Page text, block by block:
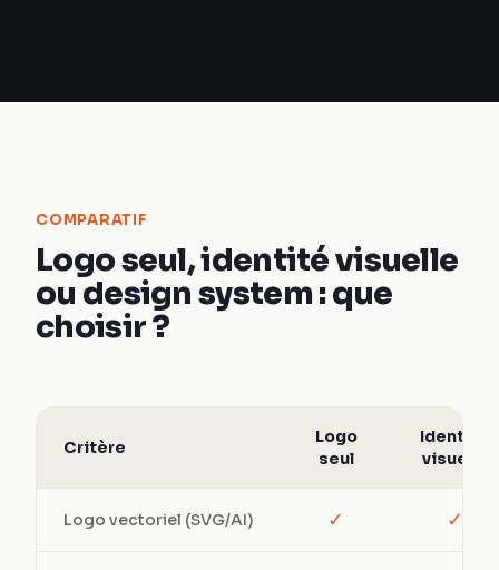
COMPARATIF
Logo seul, identité visuelle
ou design system : que
choisir ?
Critère
Logo
seul
Identité
visuelle
Logo vectoriel (SVG/AI) ✓ ✓